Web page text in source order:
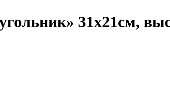
31х21см,